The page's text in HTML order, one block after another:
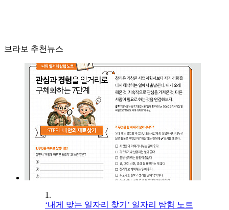
브라보 추천뉴스
1.
‘내게 맞는 일자리 찾기’ 일자리 탐험 노트